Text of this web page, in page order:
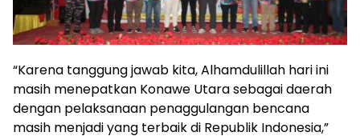
“Karena tanggung jawab kita, Alhamdulillah hari ini
masih menepatkan Konawe Utara sebagai daerah
dengan pelaksanaan penaggulangan bencana
masih menjadi yang terbaik di Republik Indonesia,”